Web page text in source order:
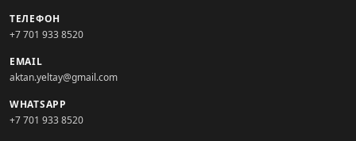
ТЕЛЕФОН
+7 701 933 8520
EMAIL
aktan.yeltay@gmail.com
WHATSAPP
+7 701 933 8520